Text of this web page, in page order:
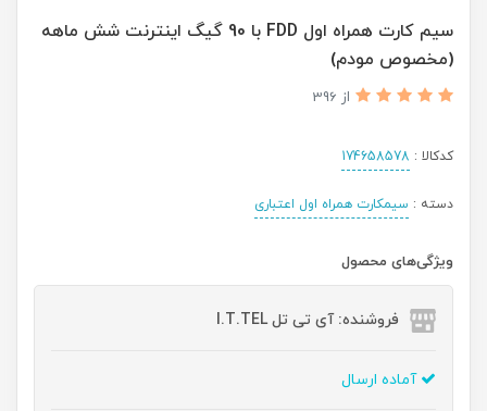
سیم کارت همراه اول FDD با 90 گیگ اینترنت شش ماهه
(مخصوص مودم)
از 396
کدکالا : 174658578
دسته : سیمکارت همراه اول اعتباری
ویژگی‌های محصول
فروشنده: آی تی تل I.T.TEL
آماده ارسال